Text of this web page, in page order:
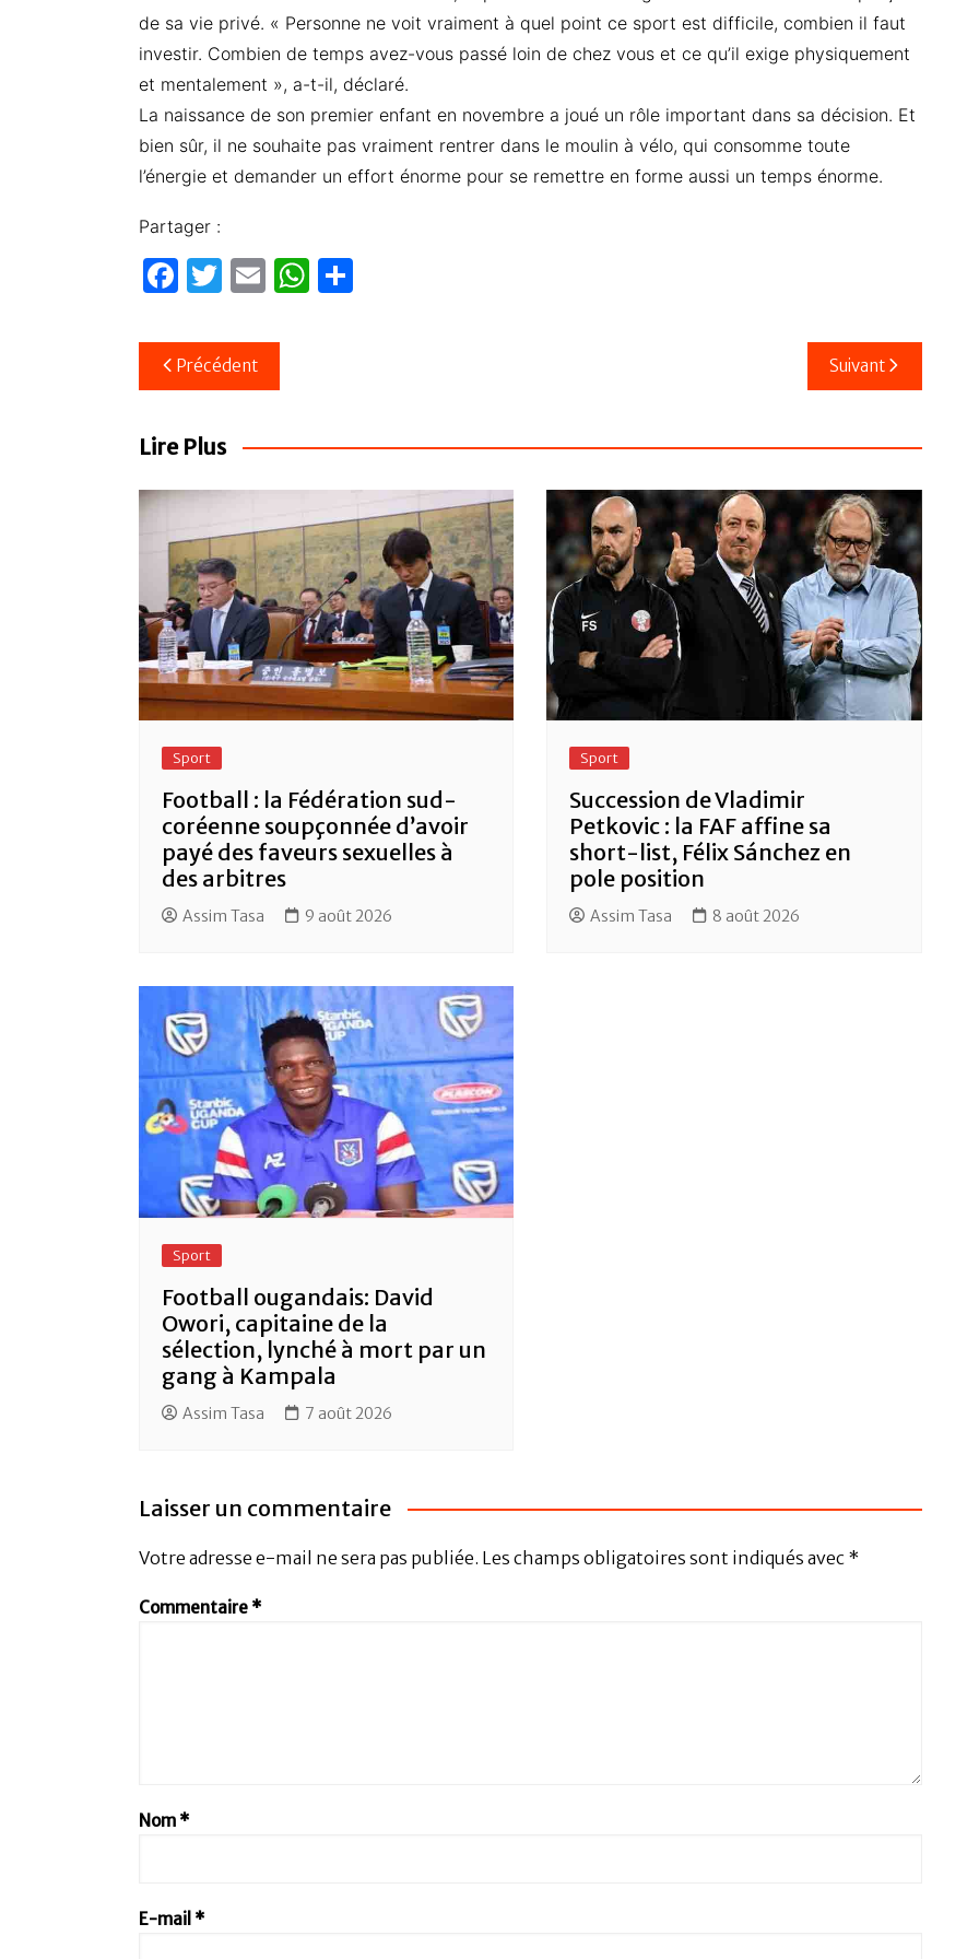
de sa vie privé. « Personne ne voit vraiment à quel point ce sport est difficile, combien il faut
investir. Combien de temps avez-vous passé loin de chez vous et ce qu’il exige physiquement
et mentalement », a-t-il, déclaré.
La naissance de son premier enfant en novembre a joué un rôle important dans sa décision. Et
bien sûr, il ne souhaite pas vraiment rentrer dans le moulin à vélo, qui consomme toute
l’énergie et demander un effort énorme pour se remettre en forme aussi un temps énorme.
Partager :
F
c
e
o
o
T
itt
er
E
ail
W
p
p
Navigation
de
l’article
Précédent Suivant
Lire Plus
Sport
Football : la Fédération sud-
coréenne soupçonnée d’avoir
payé des faveurs sexuelles à
des arbitres
Assim Tasa 9 août 2026
Sport
Succession de Vladimir
Petkovic : la FAF affine sa
short-list, Félix Sánchez en
pole position
Assim Tasa 8 août 2026
Sport
Football ougandais: David
Owori, capitaine de la
sélection, lynché à mort par un
gang à Kampala
Assim Tasa 7 août 2026
Laisser un commentaire
Votre adresse e-mail ne sera pas publiée. Les champs obligatoires sont indiqués avec *
Commentaire *
Nom *
E-mail *